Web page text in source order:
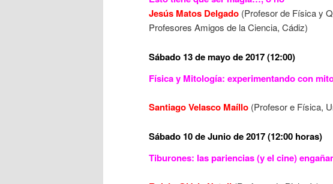
Jesús Matos Delgado (Profesor de Física y
Profesores Amigos de la Ciencia, Cádiz)
Sábado 13 de mayo de 2017 (12:00)
Física y Mitología: experimentando con
Santiago Velasco Maíllo (Profesor e Física,
Sábado 10 de Junio de 2017 (12:00 horas)
Tiburones: las pariencias (y el cine)